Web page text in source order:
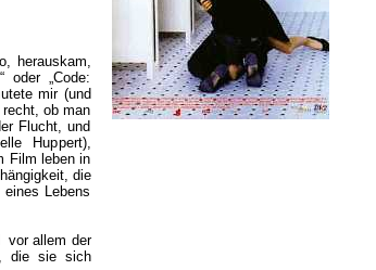
herauskam,
oder „Code:
mir (und
ob man
Flucht, und
Huppert),
Film leben in
die
Lebens
vor allem der
die sie sich